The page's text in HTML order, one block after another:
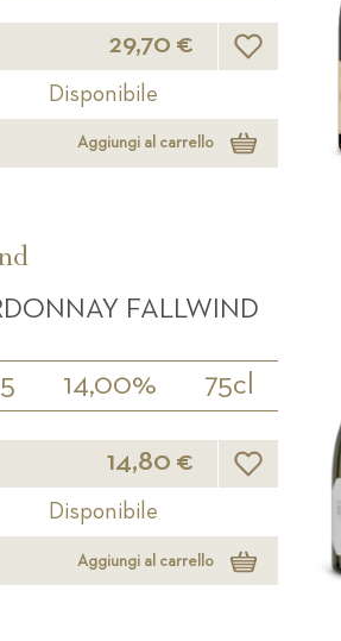
29,70 € Lista desideri
Disponibile
Aggiungi al carrello
FALLWIND
14,00% 75cl
14,80 € Lista desideri
Disponibile
Aggiungi al carrello